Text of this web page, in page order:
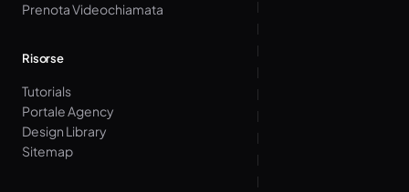
Prenota Videochiamata
Risorse
Tutorials
Portale Agency
Design Library
Sitemap